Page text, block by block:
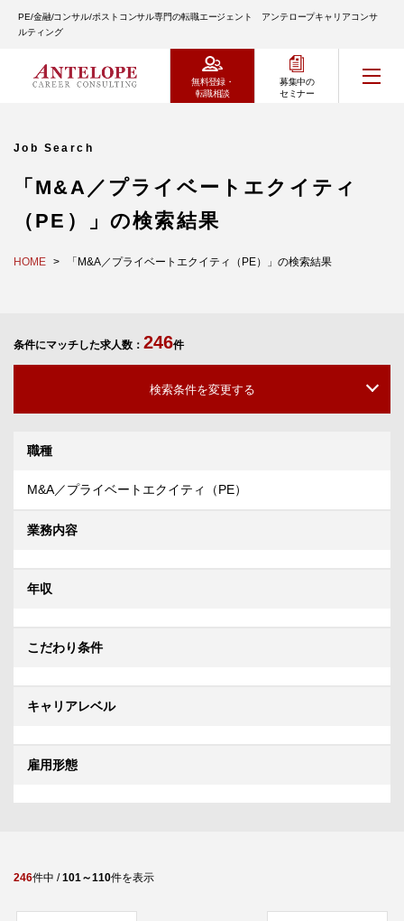
PE/金融/コンサル/ポストコンサル専門の転職エージェント アンテロープキャリアコンサ
ルティング
無料登録・
転職相談
募集中の
セミナー
Job Search
「M&A／プライベートエクイティ
（PE）」の検索結果
HOME 「M&A／プライベートエクイティ（PE）」の検索結果
条件にマッチした求人数： 246件
検索条件を変更する
職種
M&A／プライベートエクイティ（PE）
業務内容
年収
こだわり条件
キャリアレベル
雇用形態
246件中 /101～110件を表示